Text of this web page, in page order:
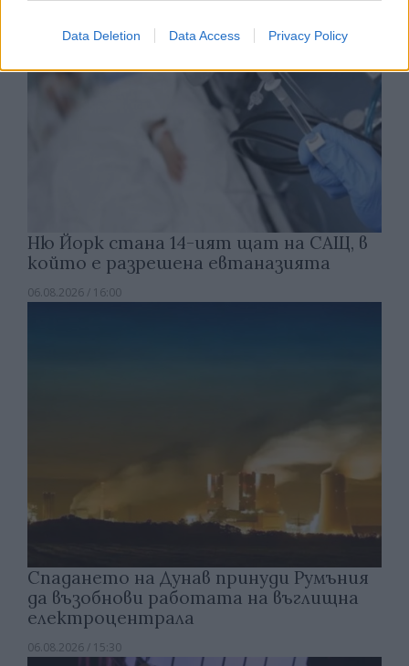
Data Deletion Data Access Privacy Policy
Ню Йорк стана 14-ият щат на САЩ, в
който е разрешена евтаназията
06.08.2026 / 16:00
Спадането на Дунав принуди Румъния
да възобнови работата на въглищна
електроцентрала
06.08.2026 / 15:30